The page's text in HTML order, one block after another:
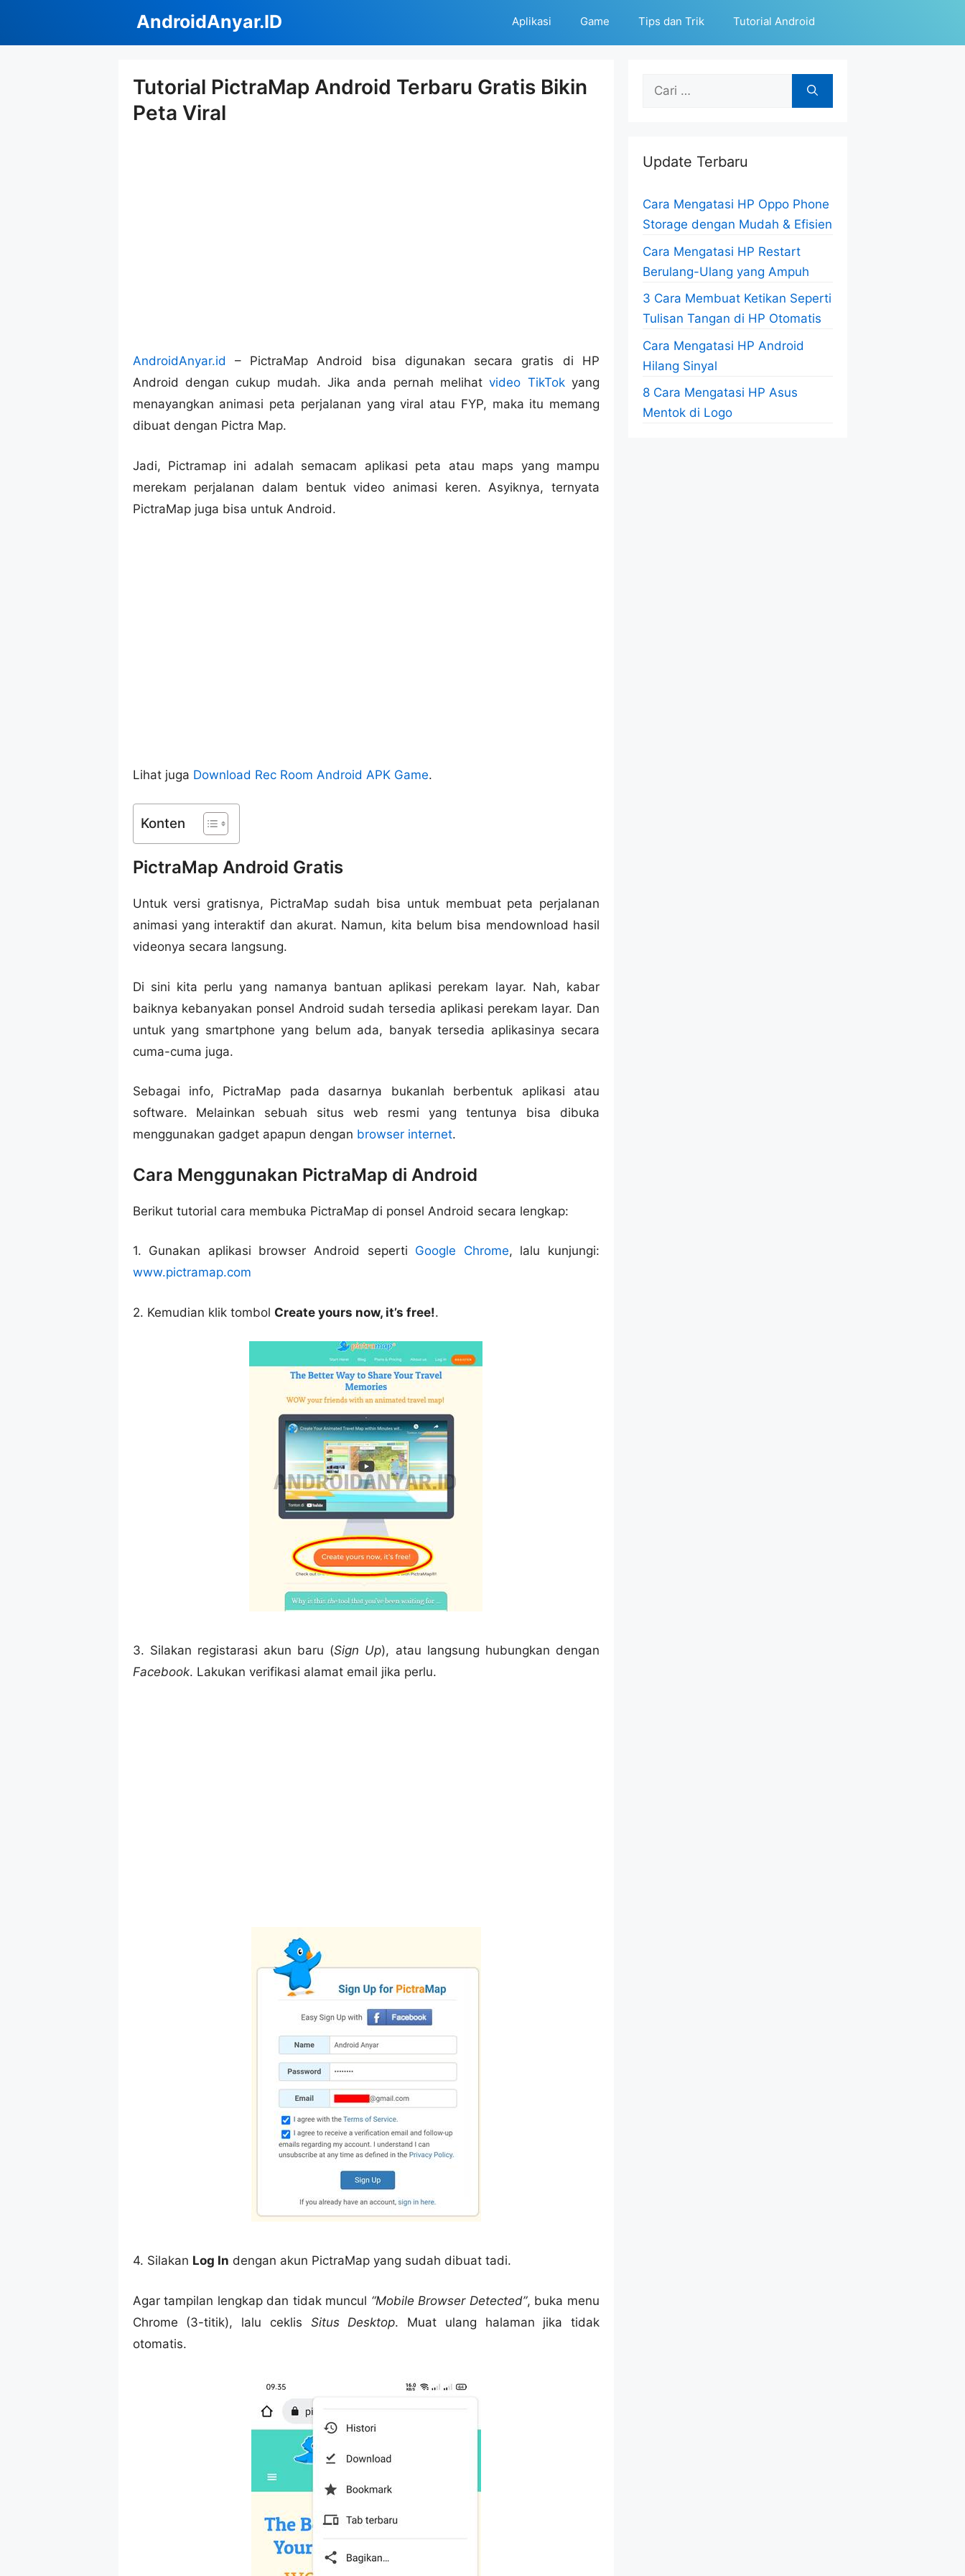
isi
AndroidAnyar.ID Aplikasi Game Tips dan Trik Tutorial Android
Tutorial PictraMap Android Terbaru Gratis Bikin
Peta Viral
AndroidAnyar.id – PictraMap Android bisa digunakan secara gratis di HP
Android dengan cukup mudah. Jika anda pernah melihatvideo TikTokyang
menayangkan animasi peta perjalanan yang viral atau FYP, maka itu memang
dibuat dengan Pictra Map.
Jadi, Pictramap ini adalah semacam aplikasi peta atau maps yang mampu
merekam perjalanan dalam bentuk video animasi keren. Asyiknya, ternyata
PictraMap juga bisa untuk Android.
Lihat juga Download Rec Room Android APK Game.
Konten
PictraMap Android Gratis
Untuk versi gratisnya, PictraMap sudah bisa untuk membuat peta perjalanan
animasi yang interaktif dan akurat. Namun, kita belum bisa mendownload hasil
videonya secara langsung.
Di sini kita perlu yang namanya bantuan aplikasi perekam layar. Nah, kabar
baiknya kebanyakan ponsel Android sudah tersedia aplikasi perekam layar. Dan
untuk yang smartphone yang belum ada, banyak tersedia aplikasinya secara
cuma-cuma juga.
Sebagai info, PictraMap pada dasarnya bukanlah berbentuk aplikasi atau
software. Melainkan sebuah situs web resmi yang tentunya bisa dibuka
menggunakan gadget apapun dengan browser internet.
Cara Menggunakan PictraMap di Android
Berikut tutorial cara membuka PictraMap di ponsel Android secara lengkap:
1. Gunakan aplikasi browser Android seperti Google Chrome, lalu kunjungi:
www.pictramap.com
2. Kemudian klik tombol Create yours now, it’s free!.
3. Silakan registarasi akun baru (Sign Up), atau langsung hubungkan dengan
Facebook. Lakukan verifikasi alamat email jika perlu.
4. Silakan Log In dengan akun PictraMap yang sudah dibuat tadi.
Agar tampilan lengkap dan tidak muncul “Mobile Browser Detected”, buka menu
Chrome (3-titik), lalu ceklis Situs Desktop. Muat ulang halaman jika tidak
otomatis.
Cari
Update Terbaru
Cara Mengatasi HP Oppo Phone
Storage dengan Mudah & Efisien
Cara Mengatasi HP Restart
Berulang-Ulang yang Ampuh
3 Cara Membuat Ketikan Seperti
Tulisan Tangan di HP Otomatis
Cara Mengatasi HP Android
Hilang Sinyal
8 Cara Mengatasi HP Asus
Mentok di Logo